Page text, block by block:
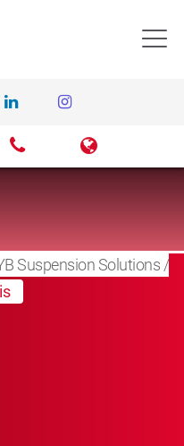
Suspension Solutions /